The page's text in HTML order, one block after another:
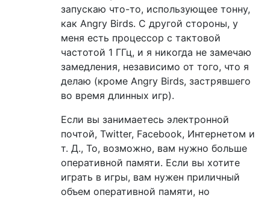
запускаю что-то, использующее тонну,
как Angry Birds. С другой стороны, у
меня есть процессор с тактовой
частотой 1 ГГц, и я никогда не замечаю
замедления, независимо от того, что я
делаю (кроме Angry Birds, застрявшего
во время длинных игр).
Если вы занимаетесь электронной
почтой, Twitter, Facebook, Интернетом и
т. Д., То, возможно, вам нужно больше
оперативной памяти. Если вы хотите
играть в игры, вам нужен приличный
объем оперативной памяти, но